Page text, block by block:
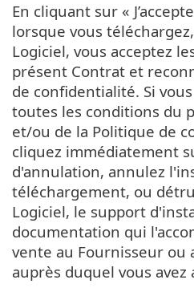
En cliquant sur «
lorsque vous
Logiciel, vous acceptez
présent Contrat et
de confidentialité. Si
toutes les conditions du
et/ou de la Politique de
cliquez immédiatement
d'annulation, annulez
téléchargement, ou
Logiciel, le support
documentation qui
vente au Fournisseur ou
auprès duquel vous avez